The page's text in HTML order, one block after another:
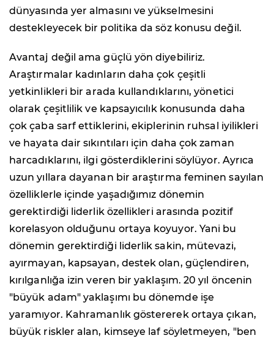
dünyasında yer almasını ve yükselmesini
destekleyecek bir politika da söz konusu değil.
Avantaj değil ama güçlü yön diyebiliriz.
Araştırmalar kadınların daha çok çeşitli
yetkinlikleri bir arada kullandıklarını, yönetici
olarak çeşitlilik ve kapsayıcılık konusunda daha
çok çaba sarf ettiklerini, ekiplerinin ruhsal iyilikleri
ve hayata dair sıkıntıları için daha çok zaman
harcadıklarını, ilgi gösterdiklerini söylüyor. Ayrıca
uzun yıllara dayanan bir araştırma feminen sayılan
özelliklerle içinde yaşadığımız dönemin
gerektirdiği liderlik özellikleri arasında pozitif
korelasyon olduğunu ortaya koyuyor. Yani bu
dönemin gerektirdiği liderlik sakin, mütevazi,
ayırmayan, kapsayan, destek olan, güçlendiren,
kırılganlığa izin veren bir yaklaşım. 20 yıl öncenin
"büyük adam" yaklaşımı bu dönemde işe
yaramıyor. Kahramanlık göstererek ortaya çıkan,
büyük riskler alan, kimseye laf söyletmeyen, "ben